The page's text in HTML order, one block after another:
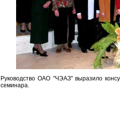
Руководство ОАО "ЧЭАЗ" выразило
семинара.